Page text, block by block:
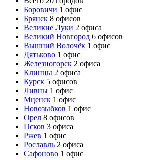
Боровичи 1 офис
Брянск 8 офисов
Великие Луки 2 офиса
Великий Новгород 6 офисов
Вышний Волочёк 1 офис
Дятьково 1 офис
Железногорск 2 офиса
Клинцы 2 офиса
Курск 5 офисов
Ливны 1 офис
Мценск 1 офис
Новозыбков 1 офис
Орел 8 офисов
Псков 3 офиса
Ржев 1 офис
Рославль 2 офиса
Сафоново 1 офис